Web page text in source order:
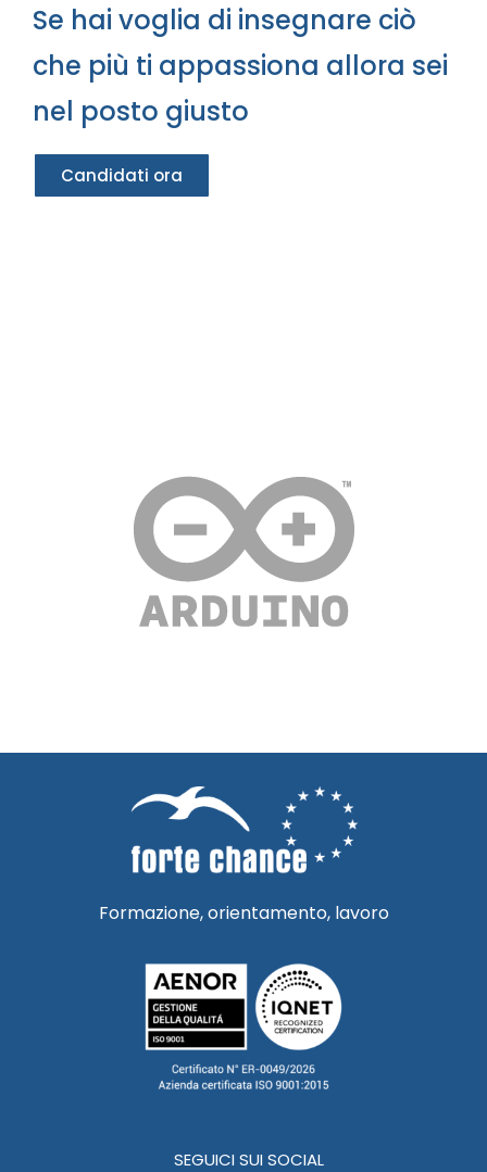
Se hai voglia di insegnare ciò
che più ti appassiona allora sei
nel posto giusto
Candidati ora
Formazione, orientamento, lavoro
SEGUICI SUI SOCIAL